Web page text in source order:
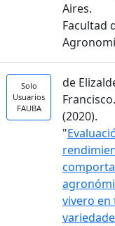
Aires.
Facultad
Solo
Usuarios
FAUBA
de
Francisco.
(2020).
"
vivero en